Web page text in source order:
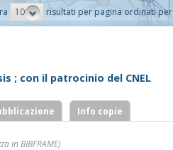
10 risultati per pagina ordinati per
; con il patrocinio del CNEL
Info copie
in BIBFRAME)